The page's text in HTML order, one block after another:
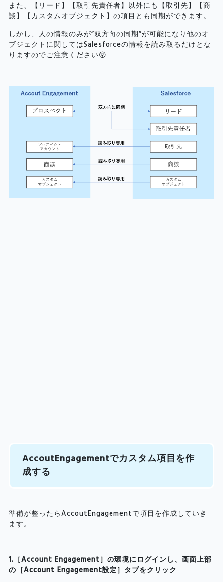
また、【リード】【取引先責任者】以外にも【取引先】【商
談】【カスタムオブジェクト】の項目とも同期ができます。
しかし、人の情報のみが”双方向の同期”が可能になり他のオ
ブジェクトに関してはSalesforceの情報を読み取るだけとな
りますのでご注意ください😲
AccoutEngagementでカスタム項目を作
成する
準備が整ったらAccoutEngagementで項目を作成していき
ます。
1.［Account Engagement］の環境にログインし、画面上部
の［Account Engagement設定］タブをクリック